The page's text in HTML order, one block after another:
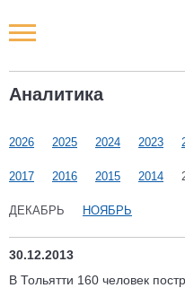
Аналитика
2026 2025 2024 2023
2017 2016 2015 2014
ДЕКАБРЬ НОЯБРЬ
30.12.2013
В Тольятти 160 человек
Новости РФ
Наши мероприятия
Статьи